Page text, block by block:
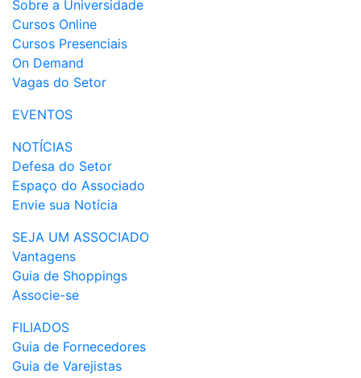
Sobre a Universidade
Cursos Online
Cursos Presenciais
On Demand
Vagas do Setor
EVENTOS
NOTÍCIAS
Defesa do Setor
Espaço do Associado
Envie sua Notícia
SEJA UM ASSOCIADO
Vantagens
Guia de Shoppings
Associe-se
FILIADOS
Guia de Fornecedores
Guia de Varejistas